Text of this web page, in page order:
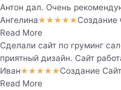
Антон дал. Очень
Ангелина★ ★ ★ ★ ★ Создание
Read More
Сделали сайт по груминг
приятный дизайн. Сайт
Иван★ ★ ★ ★ ★ Создание
Read More